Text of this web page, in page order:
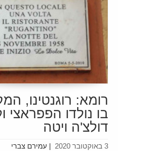
רומא: רוגנטינו,
בו נולדו הפפראצי
דולצ'ה ויטה
עמירם צברי | 3 באוקטובר 2020